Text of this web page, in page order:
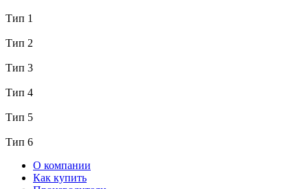
Тип 1
Тип 2
Тип 3
Тип 4
Тип 5
Тип 6
О компании
Как купить